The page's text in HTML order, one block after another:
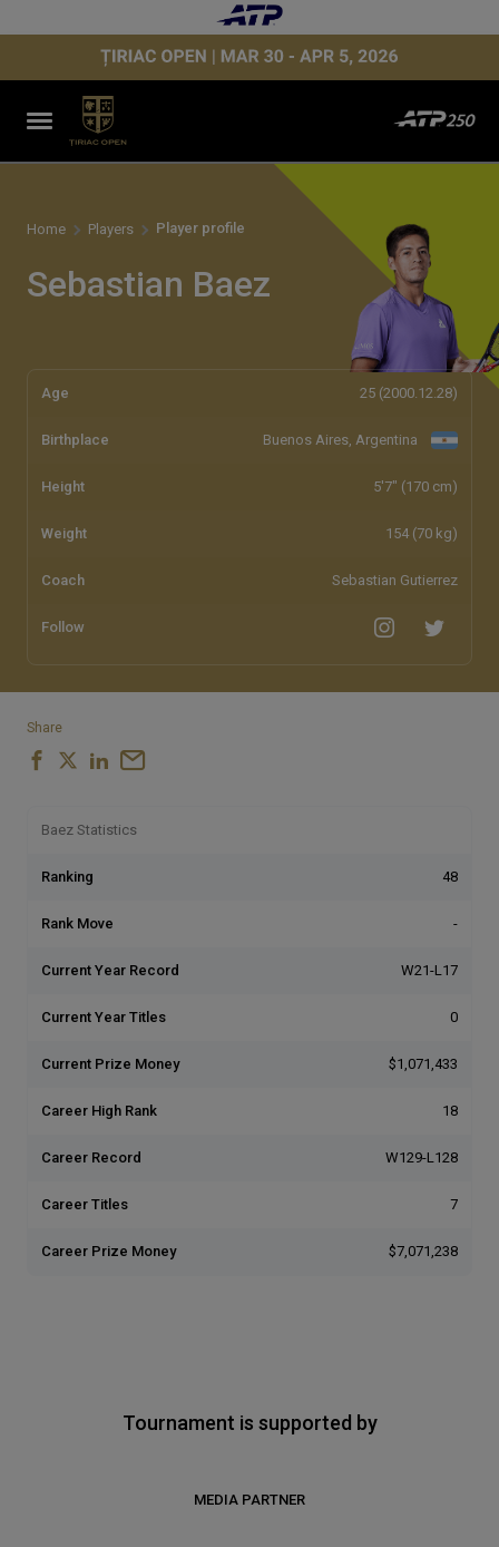
Home Players Player profile
Sebastian Baez
Age 25 (2000.12.28)
Birthplace Buenos Aires, Argentina
Height 5'7" (170 cm)
Weight 154 (70 kg)
Coach Sebastian Gutierrez
Follow
Share
Baez Statistics
Ranking 48
Rank Move -
Current Year Record W21-L17
Current Year Titles 0
Current Prize Money $1,071,433
Career High Rank 18
Career Record W129-L128
Career Titles 7
Career Prize Money $7,071,238
Tournament is supported by
MEDIA PARTNER